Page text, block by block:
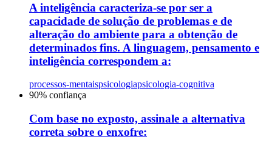
A inteligência caracteriza-se por ser a
capacidade de solução de problemas e de
alteração do ambiente para a obtenção de
determinados fins. A linguagem, pensamento e
inteligência correspondem a:
processos-mentaispsicologiapsicologia-cognitiva
90% confiança
Com base no exposto, assinale a alternativa
correta sobre o enxofre: